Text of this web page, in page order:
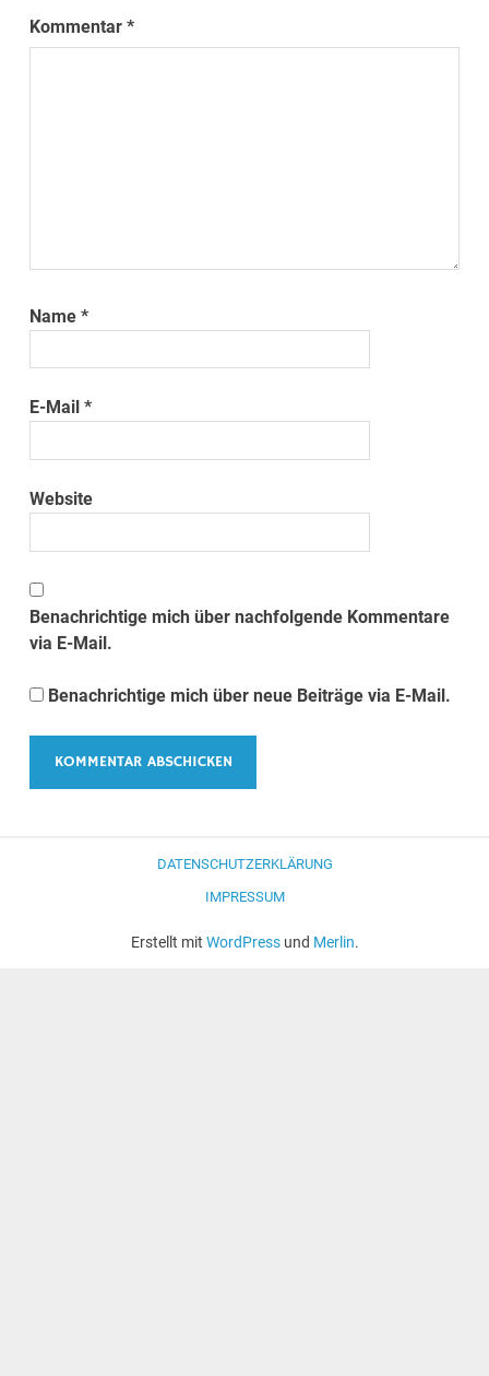
Kommentar*
Name*
E-Mail*
Website
Benachrichtige mich über nachfolgende Kommentare
via E-Mail.
Benachrichtige mich über neue Beiträge via E-Mail.
DATENSCHUTZERKLÄRUNG
IMPRESSUM
Erstellt mit WordPressund Merlin.